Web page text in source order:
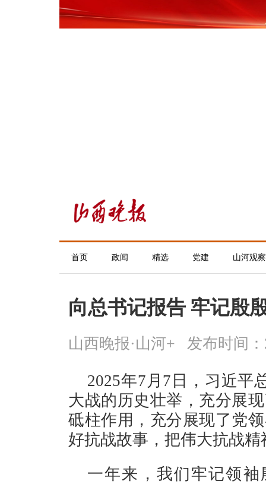
首页 政闻 精选 党建 山河观察
向总书记报告 牢记殷
山西晚报·山河+ 发布时间：
2025年7月7日，习近平
大战的历史壮举，充分展
砥柱作用，充分展现了党
好抗战故事，把伟大抗战
一年来，我们牢记领